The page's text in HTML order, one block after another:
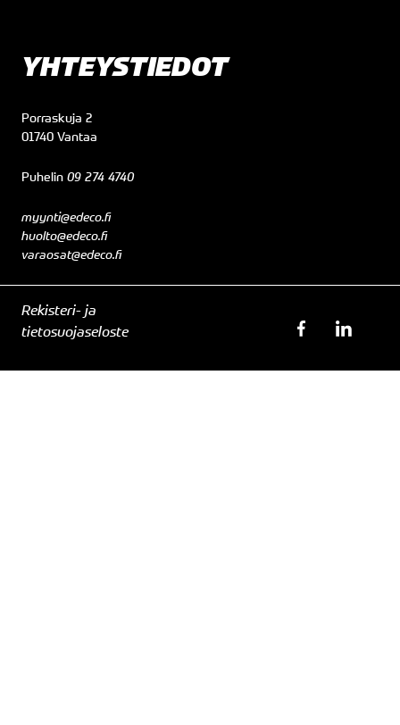
YHTEYSTIEDOT
Porraskuja 2
01740 Vantaa
Puhelin 09 274 4740
myynti@edeco.fi
huolto@edeco.fi
varaosat@edeco.fi
Rekisteri- ja
tietosuojaseloste